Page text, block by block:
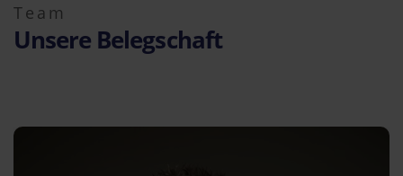
Team
Unsere Belegschaft